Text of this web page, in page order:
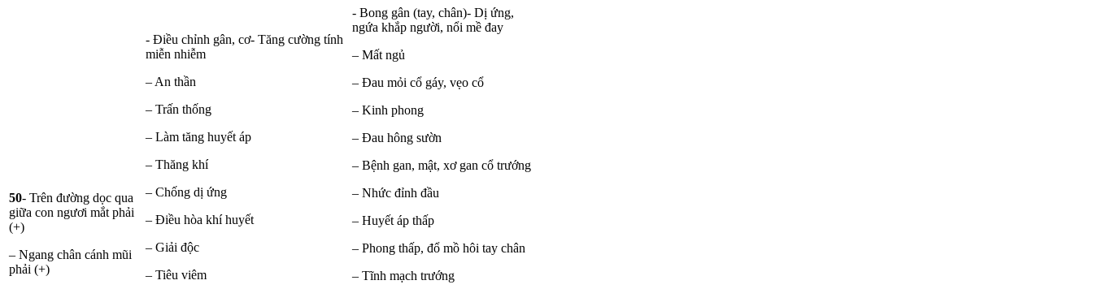
50- Trên đường dọc qua
giữa con ngươi mắt phải
(+)
– Ngang chân cánh mũi
phải (+)
- Điều chỉnh gân, cơ- Tăng cường tính
miễn nhiễm
– An thần
– Trấn thống
– Làm tăng huyết áp
– Thăng khí
– Chống dị ứng
– Điều hòa khí huyết
– Giải độc
– Tiêu viêm
- Bong gân (tay, chân)- Dị ứng,
ngứa khắp người, nổi mề đay
– Mất ngủ
– Đau mỏi cổ gáy, vẹo cổ
– Kinh phong
– Đau hông sườn
– Bệnh gan, mật, xơ gan cổ trướng
– Nhức đỉnh đầu
– Huyết áp thấp
– Phong thấp, đổ mồ hôi tay chân
– Tĩnh mạch trướng